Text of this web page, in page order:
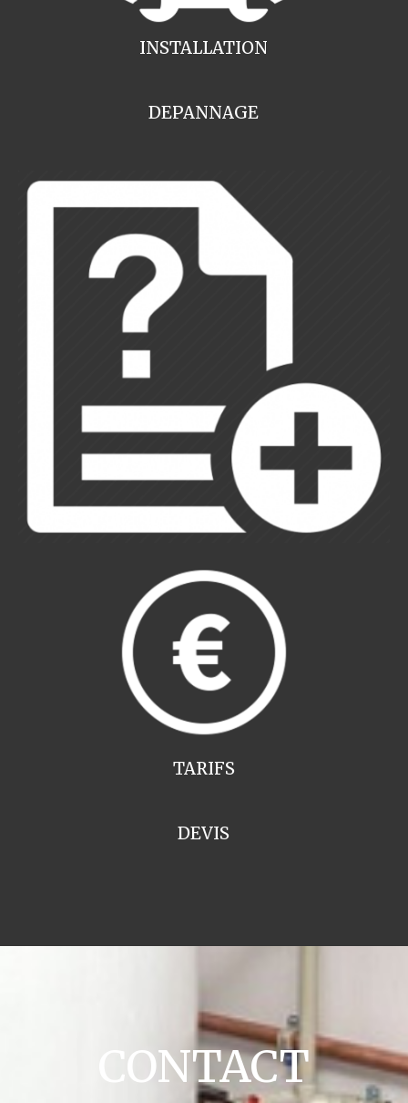
INSTALLATION
DEPANNAGE
TARIFS
DEVIS
CONTACT